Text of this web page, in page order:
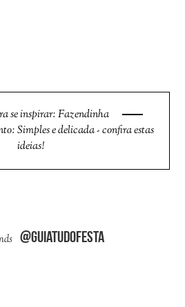
se inspirar: Fazendinha
Simples e delicada - confira estas
ideias!
@guiatudofesta